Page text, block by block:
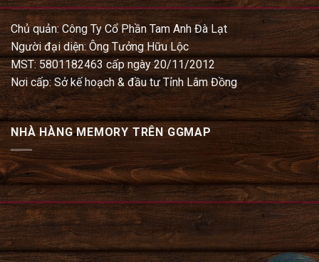
Chủ quản: Công Ty Cổ Phần Tam Anh Đà Lạt
Người đại diện: Ông Tưởng Hữu Lộc
MST: 5801182463 cấp ngày 20/11/2012
Nơi cấp: Sở kế hoạch & đầu tư Tỉnh Lâm Đồng
NHÀ HÀNG MEMORY TRÊN GGMAP